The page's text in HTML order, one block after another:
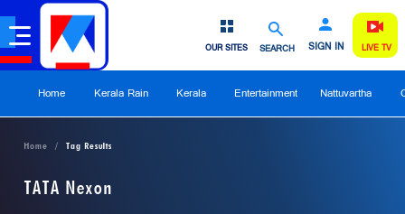
SEARCH SIGN IN
OUR SITES LIVE TV
Home Kerala Rain Kerala Entertainment Nattuvartha
Home Tag Results
TATA Nexon